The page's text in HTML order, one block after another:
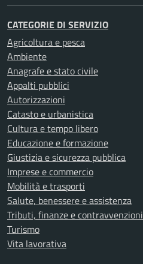
CATEGORIE DI SERVIZIO
Agricoltura e pesca
Ambiente
Anagrafe e stato civile
Appalti pubblici
Autorizzazioni
Catasto e urbanistica
Cultura e tempo libero
Educazione e formazione
Giustizia e sicurezza pubblica
Imprese e commercio
Mobilità e trasporti
Salute, benessere e assistenza
Tributi, finanze e contravvenzioni
Turismo
Vita lavorativa